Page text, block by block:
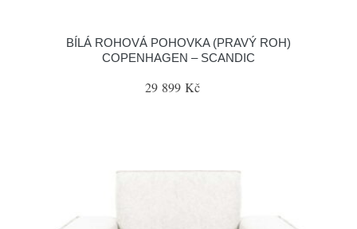
BÍLÁ ROHOVÁ POHOVKA (PRAVÝ ROH)
COPENHAGEN – SCANDIC
29 899 Kč